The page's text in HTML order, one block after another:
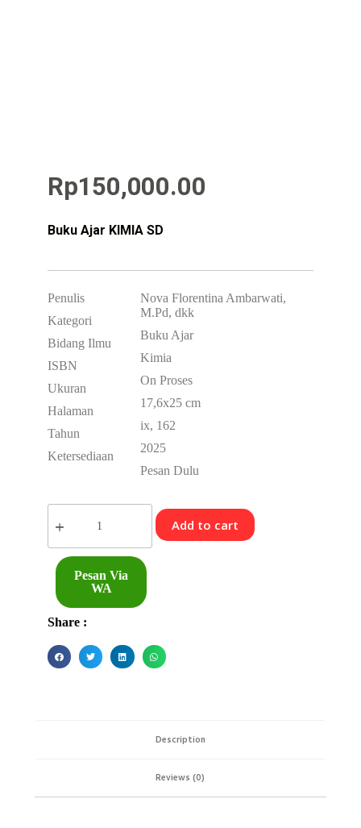
Rp150,000.00
Buku Ajar KIMIA SD
Penulis
Kategori
Bidang Ilmu
ISBN
Ukuran
Halaman
Tahun
Ketersediaan
Nova Florentina Ambarwati,
M.Pd, dkk
Buku Ajar
Kimia
On Proses
17,6x25 cm
ix, 162
2025
Pesan Dulu
Add to cart
Pesan Via
WA
Share :
Description
Reviews (0)